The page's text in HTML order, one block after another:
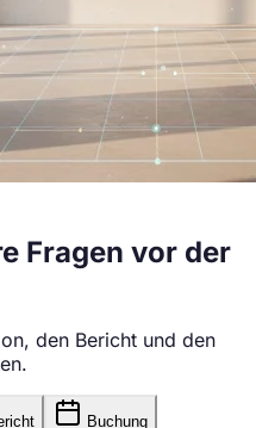
Fragen vor der
den Bericht und den
Buchung